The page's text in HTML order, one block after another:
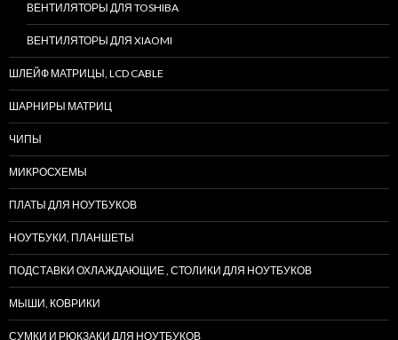
ВЕНТИЛЯТОРЫ ДЛЯ TOSHIBA
ВЕНТИЛЯТОРЫ ДЛЯ XIAOMI
ШЛЕЙФ МАТРИЦЫ, LCD CABLE
ШАРНИРЫ МАТРИЦ
ЧИПЫ
МИКРОСХЕМЫ
ПЛАТЫ ДЛЯ НОУТБУКОВ
НОУТБУКИ, ПЛАНШЕТЫ
ПОДСТАВКИ ОХЛАЖДАЮЩИЕ , СТОЛИКИ ДЛЯ НОУТБУКОВ
МЫШИ, КОВРИКИ
СУМКИ И РЮКЗАКИ ДЛЯ НОУТБУКОВ